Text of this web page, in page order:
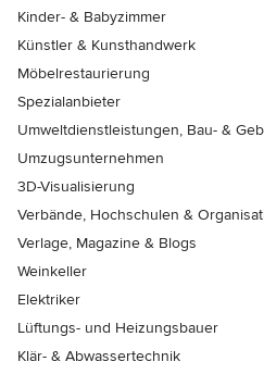
Kinder- & Babyzimmer
Künstler & Kunsthandwerk
Möbelrestaurierung
Spezialanbieter
Umweltdienstleistungen, Bau- &
Umzugsunternehmen
3D-Visualisierung
Verbände, Hochschulen &
Verlage, Magazine & Blogs
Weinkeller
Elektriker
Lüftungs- und Heizungsbauer
Klär- & Abwassertechnik